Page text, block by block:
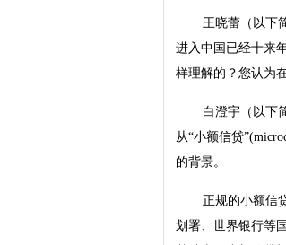
王晓蕾（以下
进入中国已经十来
样理解的？您认为
白澄宇（以下
从“小额信贷
的背景。
正规的小额信
划署、世界银行等